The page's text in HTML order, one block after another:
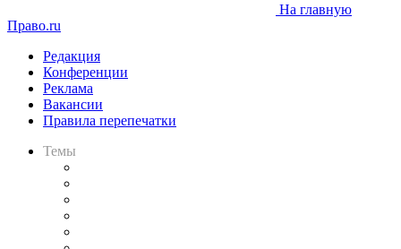
На главную
Право.ru
Редакция
Конференции
Реклама
Вакансии
Правила перепечатки
Темы